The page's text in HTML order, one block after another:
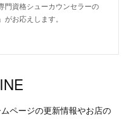
門資格シューカウンセラーの
がお応えします。
ページの更新情報やお店の